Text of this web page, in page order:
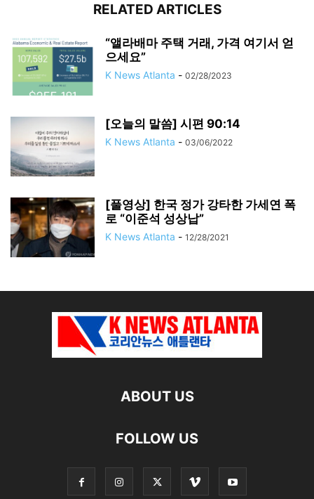
RELATED ARTICLES
“앨라배마 주택 거래, 가격 여기서 얻
으세요”
K News Atlanta - 02/28/2023
[오늘의 말씀] 시편 90:14
K News Atlanta - 03/06/2022
[풀영상] 한국 정가 강타한 가세연 폭
로 “이준석 성상납”
K News Atlanta - 12/28/2021
ABOUT US
FOLLOW US